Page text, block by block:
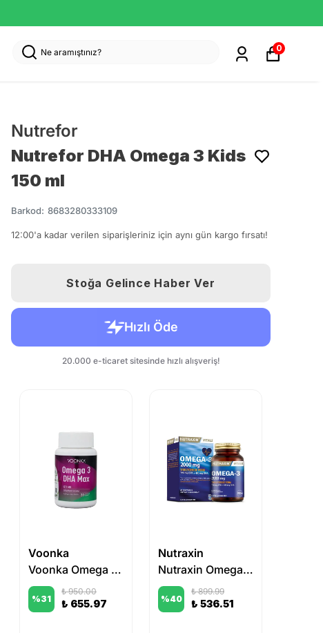
0
Nutrefor
Nutrefor DHA Omega 3 Kids
150 ml
Barkod: 8683280333109
12:00'a kadar verilen siparişleriniz için aynı gün kargo fırsatı!
Stoğa Gelince Haber Ver
Voonka
Voonka Omega 3 DHA Max 30 Yumuşak Kapsül
%31
₺ 950.00
₺ 655.97
Nutraxin
Nutraxin Omega 3 2000 mg 60 Tablet
%40
₺ 899.99
₺ 536.51